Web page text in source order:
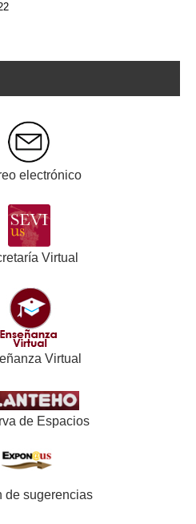
electrónico
Virtual
Virtual
de Espacios
de sugerencias